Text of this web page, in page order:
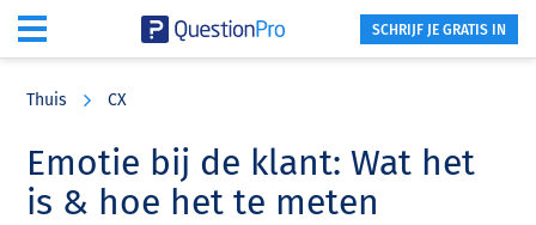
content
sidebar
SCHRIJF JE GRATIS IN
Thuis CX
Emotie bij de klant: Wat het
is & hoe het te meten